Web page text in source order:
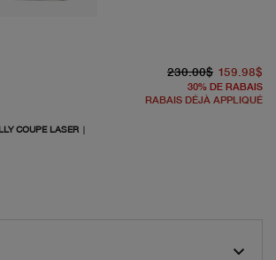
COUPE LASER |
230.00$ 159.98$
30% DE RABAIS
RABAIS DÉJÀ APPLIQUÉ